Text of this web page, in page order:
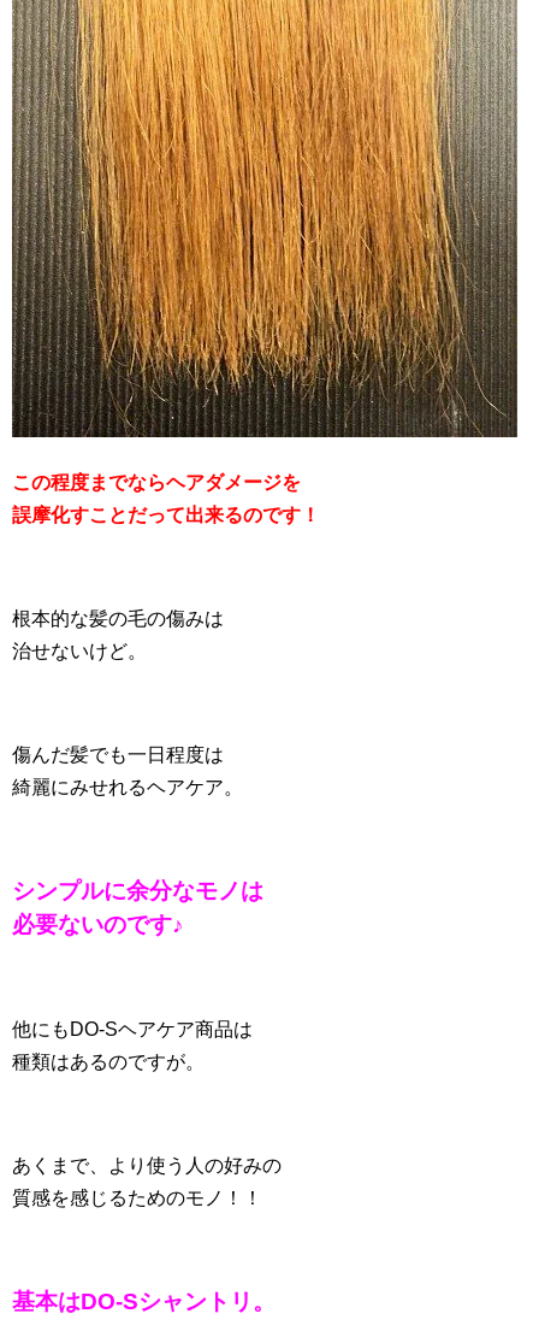
この程度までならヘアダメージを
誤摩化すことだって出来るのです！
根本的な髪の毛の傷みは
治せないけど。
傷んだ髪でも一日程度は
綺麗にみせれるヘアケア。
シンプルに余分なモノは
必要ないのです♪
他にもDO-Sヘアケア商品は
種類はあるのですが。
あくまで、より使う人の好みの
質感を感じるためのモノ！！
基本はDO-Sシャントリ。